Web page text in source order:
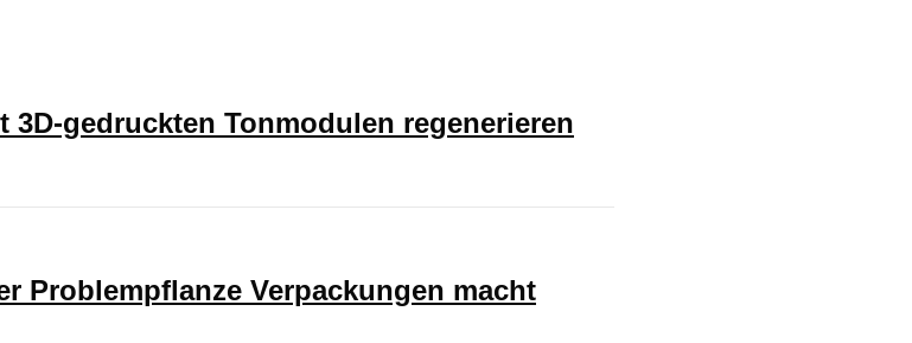
gedruckten Tonmodulen regenerieren
Problempflanze Verpackungen macht